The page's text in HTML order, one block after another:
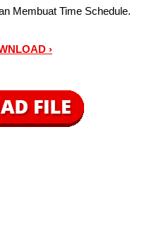
Membuat Time Schedule.
›